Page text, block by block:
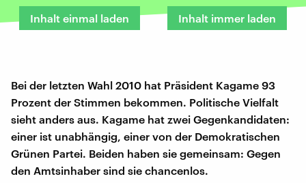
Inhalt einmal laden Inhalt immer laden
Bei der letzten Wahl 2010 hat Präsident Kagame 93
Prozent der Stimmen bekommen. Politische Vielfalt
sieht anders aus. Kagame hat zwei Gegenkandidaten:
einer ist unabhängig, einer von der Demokratischen
Grünen Partei. Beiden haben sie gemeinsam: Gegen
den Amtsinhaber sind sie chancenlos.